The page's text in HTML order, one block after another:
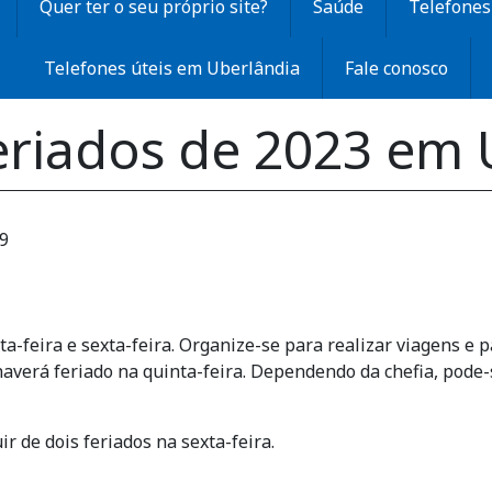
Quer ter o seu próprio site? Saúde
Telefones úteis em Uberlândia Fale conosco
de 2023 em
feira e sexta-feira. Organize-se para realizar viagens e
feriado na quinta-feira. Dependendo da chefia,
de dois feriados na sexta-feira.